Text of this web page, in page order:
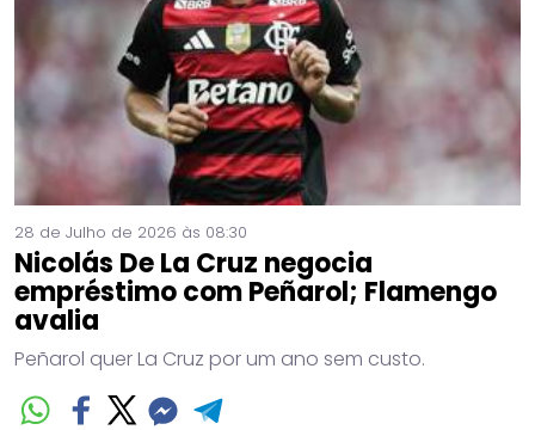
28 de Julho de 2026 às 08:30
Nicolás De La Cruz negocia
empréstimo com Peñarol; Flamengo
avalia
Peñarol quer La Cruz por um ano sem custo.